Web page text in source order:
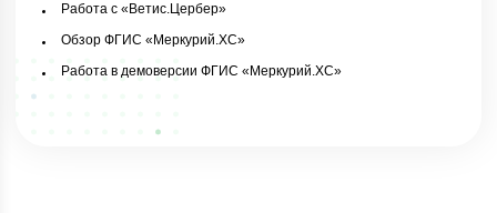
Работа с «Ветис.Цербер»
Обзор ФГИС «Меркурий.ХС»
Работа в демоверсии ФГИС «Меркурий.ХС»